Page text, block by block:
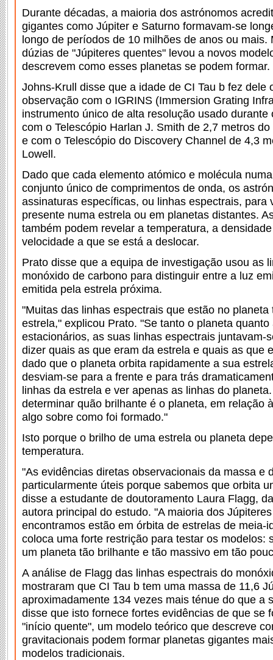
Durante décadas, a maioria dos astrónomos
gigantes como Júpiter e Saturno formavam-se
longo de períodos de 10 milhões de anos ou mais.
dúzias de "Júpiteres quentes" levou a novos
descrevem como esses planetas se podem formar.
Johns-Krull disse que a idade de CI Tau b fez dele
observação com o IGRINS (Immersion Grating
instrumento único de alta resolução usado durante
com o Telescópio Harlan J. Smith de 2,7 metros
e com o Telescópio do Discovery Channel de 4,3
Lowell.
Dado que cada elemento atómico e molécula
conjunto único de comprimentos de onda, os
assinaturas específicas, ou linhas espectrais, para
presente numa estrela ou em planetas distantes.
também podem revelar a temperatura, a
velocidade a que se está a deslocar.
Prato disse que a equipa de investigação usou as
monóxido de carbono para distinguir entre a luz
emitida pela estrela próxima.
"Muitas das linhas espectrais que estão no planeta
estrela," explicou Prato. "Se tanto o planeta
estacionários, as suas linhas espectrais juntavam-
dizer quais as que eram da estrela e quais as que
dado que o planeta orbita rapidamente a sua
desviam-se para a frente e para trás
linhas da estrela e ver apenas as linhas do
determinar quão brilhante é o planeta, em relação
algo sobre como foi formado."
Isto porque o brilho de uma estrela ou planeta
temperatura.
"As evidências diretas observacionais da massa e
particularmente úteis porque sabemos que orbita
disse a estudante de doutoramento Laura Flagg,
autora principal do estudo. "A maioria dos
encontramos estão em órbita de estrelas de meia-
coloca uma forte restrição para testar os modelos:
um planeta tão brilhante e tão massivo em tão
A análise de Flagg das linhas espectrais do
mostraram que CI Tau b tem uma massa de 11,6
aproximadamente 134 vezes mais ténue do que a
disse que isto fornece fortes evidências de que se
"início quente", um modelo teórico que descreve
gravitacionais podem formar planetas gigantes
modelos tradicionais.